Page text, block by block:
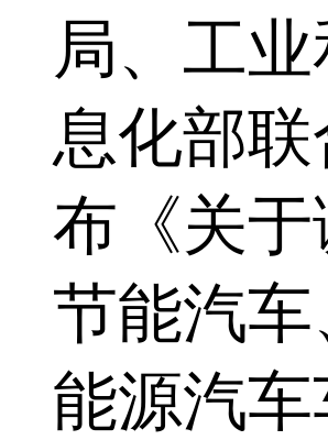
局、工
息化部
布《关于
节能汽
能源汽